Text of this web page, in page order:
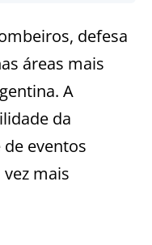
defesa
áreas mais
A
da
eventos
mais